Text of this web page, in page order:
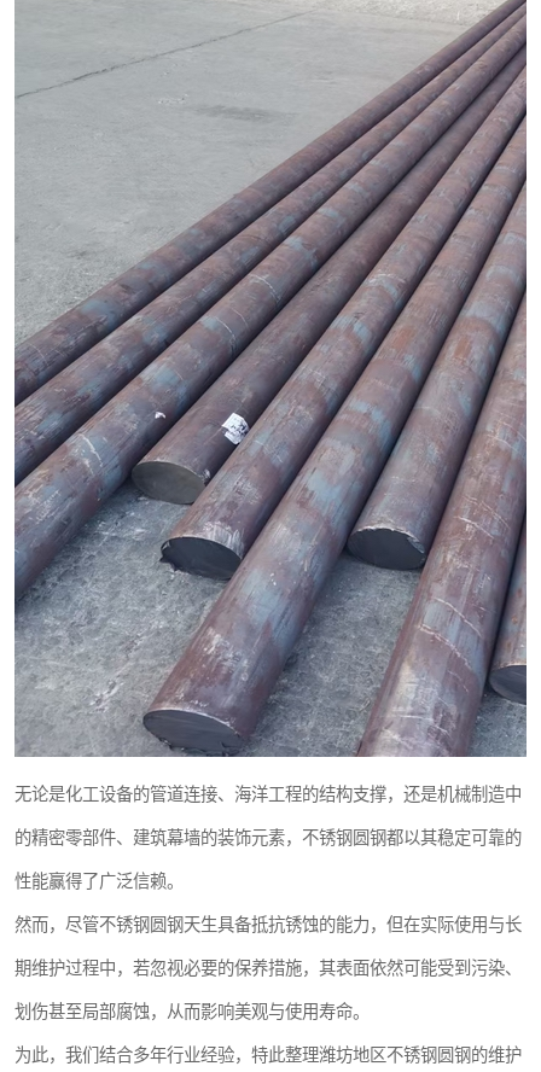
无论是化工设备的管道连接、海洋工程的结构支撑，还是机械制造中
的精密零部件、建筑幕墙的装饰元素，不锈钢圆钢都以其稳定可靠的
性能赢得了广泛信赖。
然而，尽管不锈钢圆钢天生具备抵抗锈蚀的能力，但在实际使用与长
期维护过程中，若忽视必要的保养措施，其表面依然可能受到污染、
划伤甚至局部腐蚀，从而影响美观与使用寿命。
为此，我们结合多年行业经验，特此整理潍坊地区不锈钢圆钢的维护